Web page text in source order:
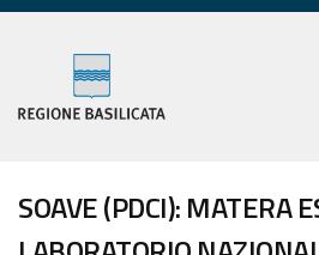
SOAVE (PDCI): MATERA